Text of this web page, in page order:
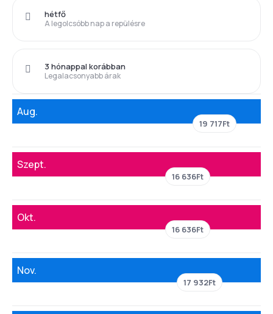
A legolcsóbb nap a repülésre
hétfő
Legalacsonyabb árak
3 hónappal korábban
Aug.
19 717Ft
Szept.
16 636Ft
Okt.
16 636Ft
Nov.
17 932Ft